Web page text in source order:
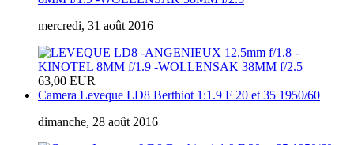
mercredi, 31 août 2016
63,00 EUR
Camera Leveque LD8 Berthiot 1:1.9 F 20 et 35 1950/60
dimanche, 28 août 2016